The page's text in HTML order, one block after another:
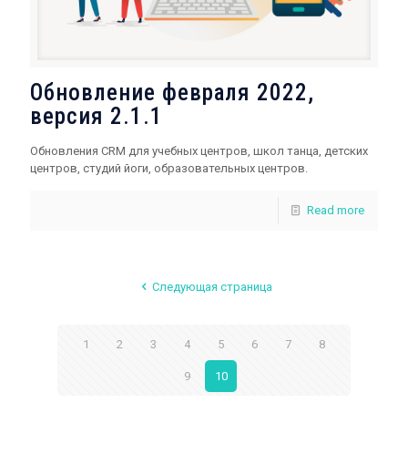
Обновление февраля 2022,
версия 2.1.1
Обновления CRM для учебных центров, школ танца, детских
центров, студий йоги, образовательных центров.
Read more
Следующая страница
1 2 3 4 5 6 7 8
9 10